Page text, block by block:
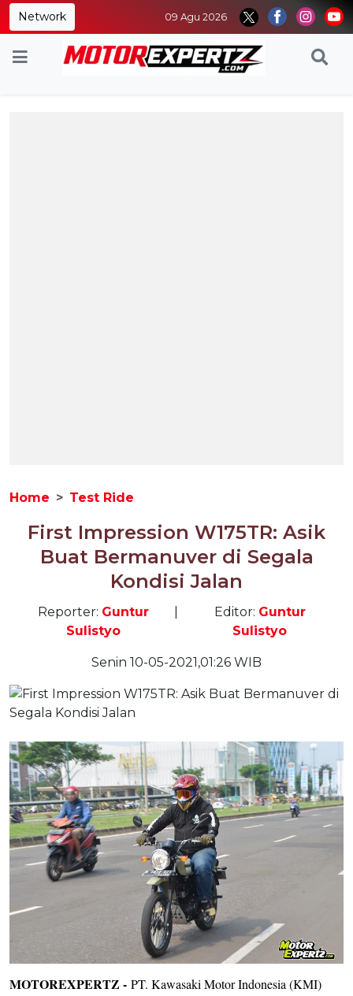
Network 09 Agu 2026
Home Test Ride
First Impression W175TR: Asik
Buat Bermanuver di Segala
Kondisi Jalan
Reporter: Guntur
Sulistyo
Editor: Guntur
Sulistyo
Senin 10-05-2021,01:26 WIB
MOTOREXPERTZ - PT. Kawasaki Motor Indonesia (KMI)